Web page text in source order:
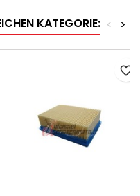
KATEGORIE: >
<
favorite_border